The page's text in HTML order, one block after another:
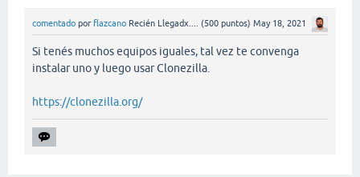
comentado por flazcano Recién Llegadx.... (500 puntos) May 18, 2021
Si tenés muchos equipos iguales, tal vez te convenga
instalar uno y luego usar Clonezilla.
https://clonezilla.org/